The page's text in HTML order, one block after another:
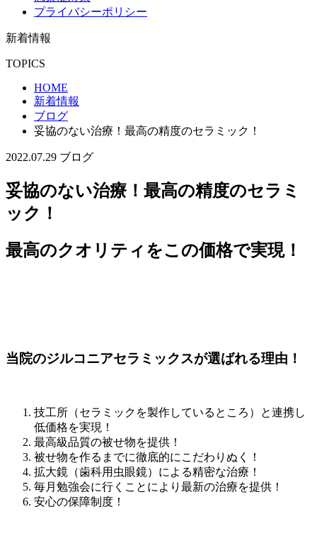
プライバシーポリシー
新着情報
TOPICS
HOME
新着情報
ブログ
妥協のない治療！最高の精度のセラミック！
2022.07.29 ブログ
妥協のない治療！最高の精度のセラミ
ック！
最高のクオリティをこの価格で実現！
当院のジルコニアセラミックスが選ばれる理由！
技工所（セラミックを製作しているところ）と連携し
低価格を実現！
最高級品質の被せ物を提供！
被せ物を作るまでに徹底的にこだわりぬく！
拡大鏡（歯科用虫眼鏡）による精密な治療！
毎月勉強会に行くことにより最新の治療を提供！
安心の保障制度！